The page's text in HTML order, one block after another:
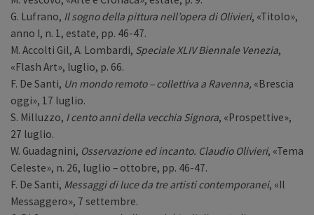
G. Lufrano, Il sogno della pittura nell’opera di Olivieri, «Titolo»,
anno I, n. 1, estate, pp. 46-47.
M. Accolti Gil, A. Lombardi, Speciale XLIV Biennale Venezia,
«Flash Art», luglio, p. 66.
F. De Santi, Un mondo remoto – collettiva a Ravenna, «Brescia
oggi», 17 luglio.
S. Milluzzo, I cento anni della vecchia Signora, «Prospettive»,
27 luglio.
W. Guadagnini, Osservazione ed incanto. Claudio Olivieri, «Tema
Celeste», n. 26, luglio – ottobre, pp. 46-47.
F. De Santi, Messaggi di luce da tre artisti contemporanei, «Il
Messaggero», 7 settembre.